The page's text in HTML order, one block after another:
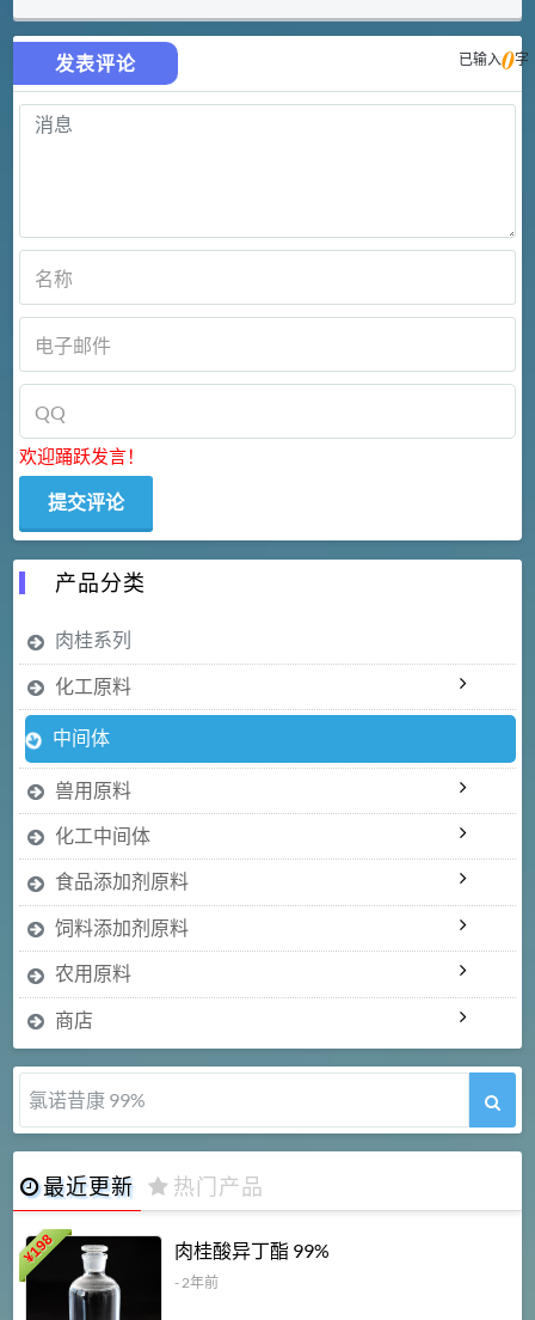
发表评论 已输入0字
欢迎踊跃发言！
产品分类
肉桂系列
化工原料
中间体
兽用原料
化工中间体
食品添加剂原料
饲料添加剂原料
农用原料
商店
氯诺昔康 99%
最近更新 热门产品
¥
198 肉桂酸异丁酯 99%
- 2年前